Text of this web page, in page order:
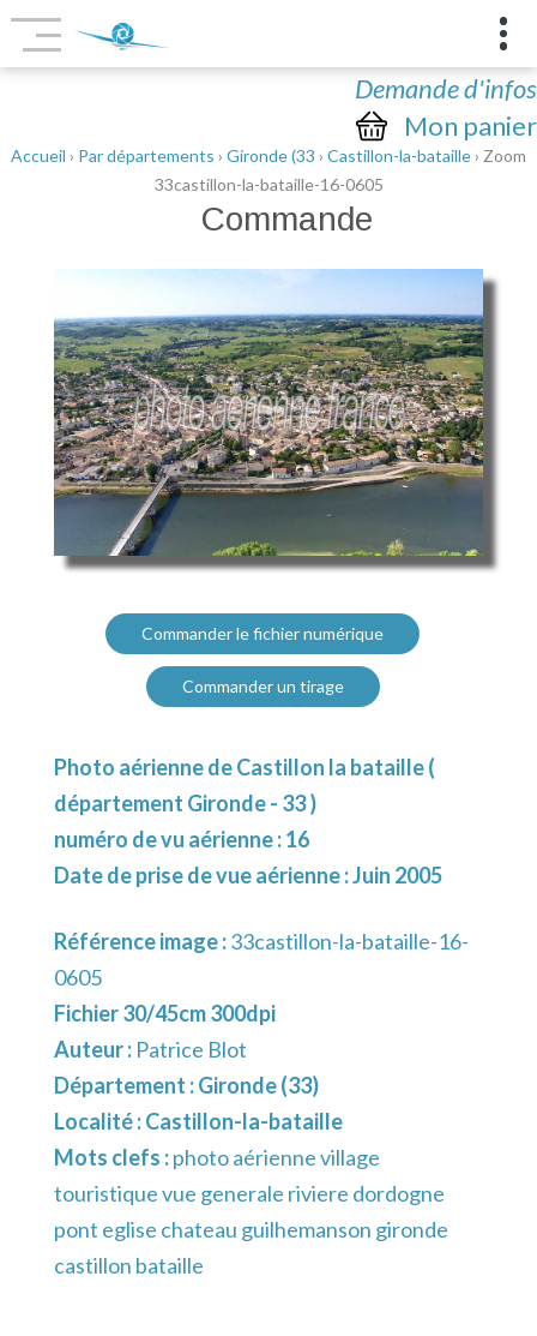
Demande d'infos
Mon panier
Accueil › Par départements › Gironde (33 › Castillon-la-bataille› Zoom
33castillon-la-bataille-16-0605
Commande
Commander le fichier numérique
Commander un tirage
Photo aérienne de Castillon la bataille (
département Gironde - 33 )
numéro de vu aérienne : 16
Date de prise de vue aérienne : Juin 2005
Référence image :33castillon-la-bataille-16-
0605
Fichier 30/45cm 300dpi
Auteur : Patrice Blot
Département :Gironde (33)
Localité :Castillon-la-bataille
Mots clefs :photo aérienne village
touristique vue generale riviere dordogne
pont eglise chateau guilhemanson gironde
castillon bataille